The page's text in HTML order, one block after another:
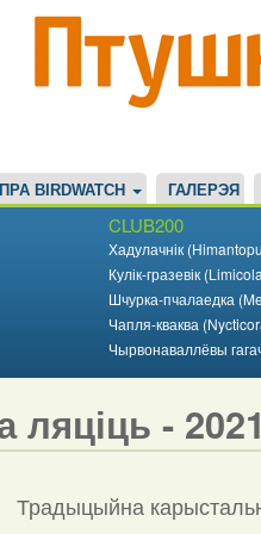
ПРА BIRDWATCH ГАЛЕРЭЯ
CLUB200
Хадулачнік
Кулік-гразевік
Шчурка-пчалаедка
Чапля-кваква
Чырвонаваллёвы
ляціць - 2021
Традыцыйна